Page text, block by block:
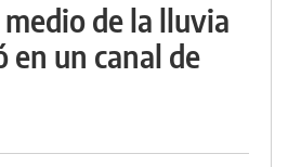
de la lluvia
en un canal de